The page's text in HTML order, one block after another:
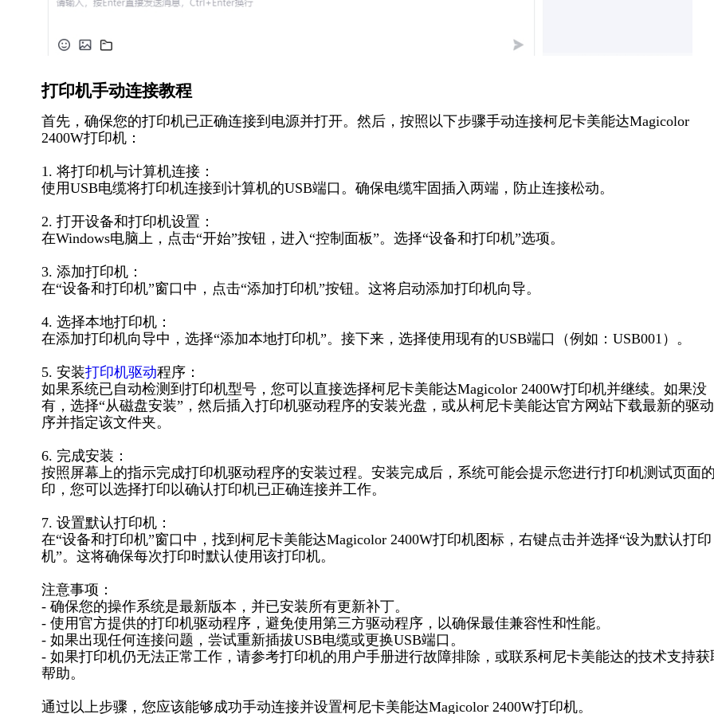
打印机手动连接教程
首先，确保您的打印机已正确连接到电源并打开。然后，按照以下步骤手动连接柯尼卡美能达Magicolor
2400W打印机：
1. 将打印机与计算机连接：
使用USB电缆将打印机连接到计算机的USB端口。确保电缆牢固插入两端，防止连接松动。
2. 打开设备和打印机设置：
在Windows电脑上，点击“开始”按钮，进入“控制面板”。选择“设备和打印机”选项。
3. 添加打印机：
在“设备和打印机”窗口中，点击“添加打印机”按钮。这将启动添加打印机向导。
4. 选择本地打印机：
在添加打印机向导中，选择“添加本地打印机”。接下来，选择使用现有的USB端口（例如：USB001）。
5. 安装打印机驱动程序：
如果系统已自动检测到打印机型号，您可以直接选择柯尼卡美能达Magicolor 2400W打印机并继续。如果没
有，选择“从磁盘安装”，然后插入打印机驱动程序的安装光盘，或从柯尼卡美能达官方网站下载最新的驱
序并指定该文件夹。
6. 完成安装：
按照屏幕上的指示完成打印机驱动程序的安装过程。安装完成后，系统可能会提示您进行打印机测试页面
印，您可以选择打印以确认打印机已正确连接并工作。
7. 设置默认打印机：
在“设备和打印机”窗口中，找到柯尼卡美能达Magicolor 2400W打印机图标，右键点击并选择“设为默认打印
机”。这将确保每次打印时默认使用该打印机。
注意事项：
- 确保您的操作系统是最新版本，并已安装所有更新补丁。
- 使用官方提供的打印机驱动程序，避免使用第三方驱动程序，以确保最佳兼容性和性能。
- 如果出现任何连接问题，尝试重新插拔USB电缆或更换USB端口。
- 如果打印机仍无法正常工作，请参考打印机的用户手册进行故障排除，或联系柯尼卡美能达的技术支持获
帮助。
通过以上步骤，您应该能够成功手动连接并设置柯尼卡美能达Magicolor 2400W打印机。